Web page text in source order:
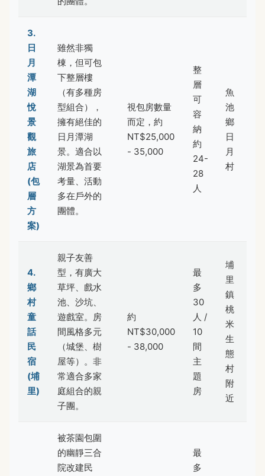
3.
日
月
潭
湖
悅
景
觀
旅
店
(包
層
方
案)
雖然非獨
棟，但可包
下整層樓
（有多種房
型組合），
擁有絕佳的
日月潭湖
景。適合以
湖景為首要
考量、活動
多在戶外的
團體。
視包房數量
而定，約
NT$25,000
- 35,000
整
層
可
容
納
約
24-
28
人
魚
池
鄉
日
月
村
4.
鄉
村
童
話
民
宿
(埔
里)
親子友善
型，有廣大
草坪、戲水
池、沙坑、
遊戲室。房
間風格多元
（城堡、樹
屋等）。非
常適合多家
庭組合的親
子團。
約
NT$30,000
- 38,000
最
多
30
人 /
10
間
主
題
房
埔
里
鎮
桃
米
生
態
村
附
近
被茶園包圍
的幽靜三合
院改建民
最
多